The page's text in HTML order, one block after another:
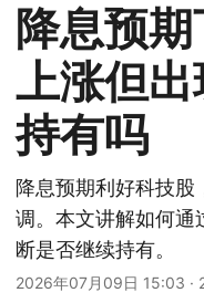
降息预
上涨但
持有吗
降息预期利好科技股
调。本文讲解如何通
断是否继续持有。
2026年07月09日 15:03 ·